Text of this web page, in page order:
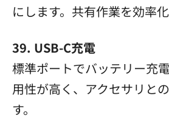
にします。共有作業を効率化
39. USB-C充電
標準ポートでバッテリー充
用性が高く、アクセサリと
す。